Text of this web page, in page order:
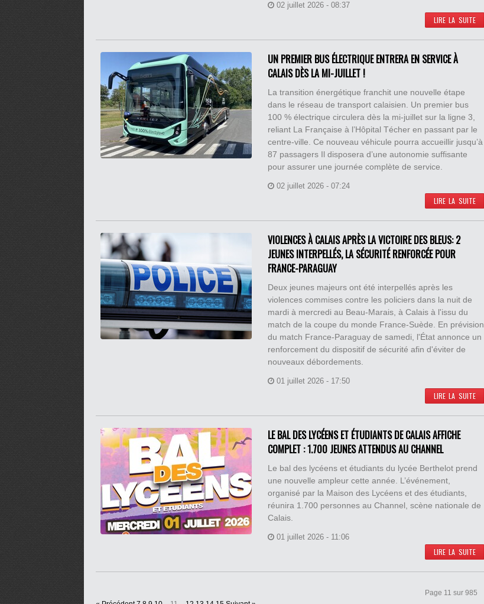
02 juillet 2026 - 08:37
LIRE LA SUITE
UN PREMIER BUS ÉLECTRIQUE ENTRERA EN SERVICE À
CALAIS DÈS LA MI-JUILLET !
La transition énergétique franchit une nouvelle étape
dans le réseau de transport calaisien. Un premier bus
100 % électrique circulera dès la mi-juillet sur la ligne 3,
reliant La Française à l’Hôpital Técher en passant par le
centre-ville. Ce nouveau véhicule pourra accueillir jusqu’à
87 passagers Il disposera d’une autonomie suffisante
pour assurer une journée complète de service.
02 juillet 2026 - 07:24
LIRE LA SUITE
VIOLENCES À CALAIS APRÈS LA VICTOIRE DES BLEUS: 2
JEUNES INTERPELLÉS, LA SÉCURITÉ RENFORCÉE POUR
FRANCE-PARAGUAY
Deux jeunes majeurs ont été interpellés après les
violences commises contre les policiers dans la nuit de
mardi à mercredi au Beau-Marais, à Calais à l'issu du
match de la coupe du monde France-Suède. En prévision
du match France-Paraguay de samedi, l'État annonce un
renforcement du dispositif de sécurité afin d'éviter de
nouveaux débordements.
01 juillet 2026 - 17:50
LIRE LA SUITE
LE BAL DES LYCÉENS ET ÉTUDIANTS DE CALAIS AFFICHE
COMPLET : 1.700 JEUNES ATTENDUS AU CHANNEL
Le bal des lycéens et étudiants du lycée Berthelot prend
une nouvelle ampleur cette année. L’événement,
organisé par la Maison des Lycéens et des étudiants,
réunira 1.700 personnes au Channel, scène nationale de
Calais.
01 juillet 2026 - 11:06
LIRE LA SUITE
Page 11 sur 985